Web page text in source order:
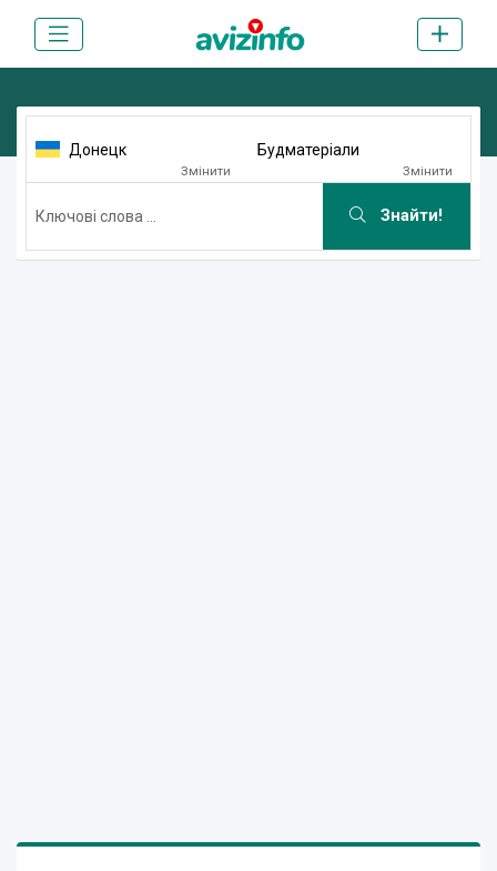
Донецк
Змінити
Будматеріали
Змінити
Знайти!